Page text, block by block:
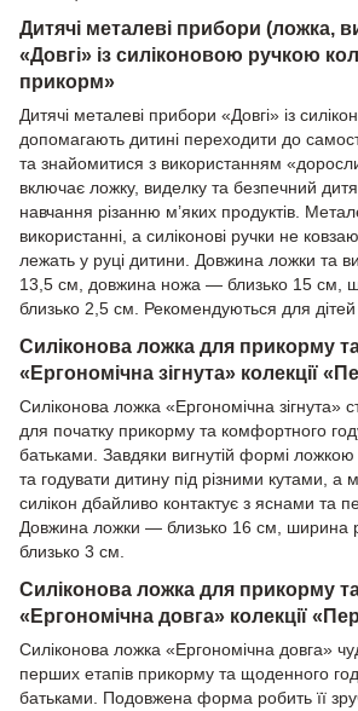
Дитячі металеві прибори (ложка,
«Довгі» із силіконовою ручкою
прикорм»
Дитячі металеві прибори «Довгі» із
допомагають дитині переходити до
та знайомитися з використанням
включає ложку, виделку та безпечний
навчання різанню м’яких продуктів.
використанні, а силіконові ручки не
лежать у руці дитини. Довжина ложки та
13,5 см, довжина ножа — близько 15 см,
близько 2,5 см. Рекомендуються для дітей
Силіконова ложка для прикорму
«Ергономічна зігнута» колекції
Силіконова ложка «Ергономічна зігнута»
для початку прикорму та комфортного
батьками. Завдяки вигнутій формі
та годувати дитину під різними кутами, а
силікон дбайливо контактує з яснами та
Довжина ложки — близько 16 см, ширина
близько 3 см.
Силіконова ложка для прикорму
«Ергономічна довга» колекції
Силіконова ложка «Ергономічна довга»
перших етапів прикорму та щоденного
батьками. Подовжена форма робить її